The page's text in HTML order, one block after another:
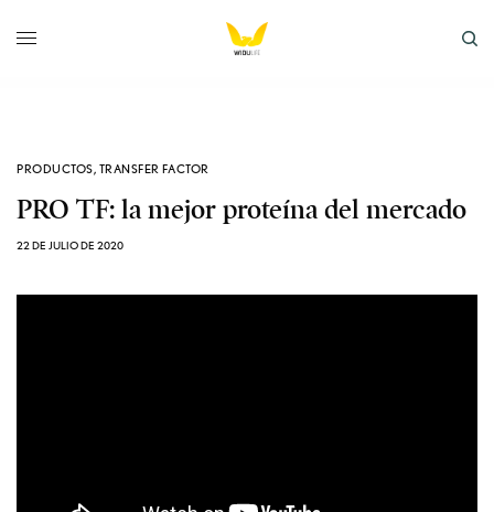
PRODUCTOS, TRANSFER FACTOR
PRO TF: la mejor proteína del mercado
22 DE JULIO DE 2020